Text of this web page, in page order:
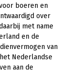
boeren en
over
met name
en de
van
Nederlandse
aan de